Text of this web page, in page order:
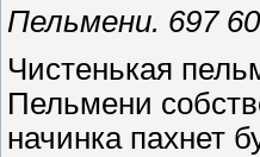
Пельмени. 697
Чистенькая
Пельмени
начинка пахнет